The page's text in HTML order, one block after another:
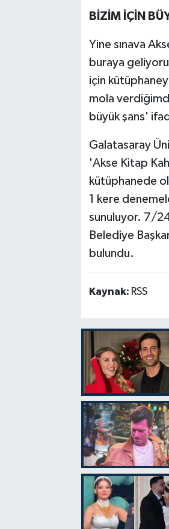
BİZİM İÇİN
Yine sınava
buraya
için
mola
büyük şans'
Galatasaray
'Akse Kitap
kütüphanede
1 kere
sunuluyor. 7/24
Belediye
bulundu.
Kaynak: RSS